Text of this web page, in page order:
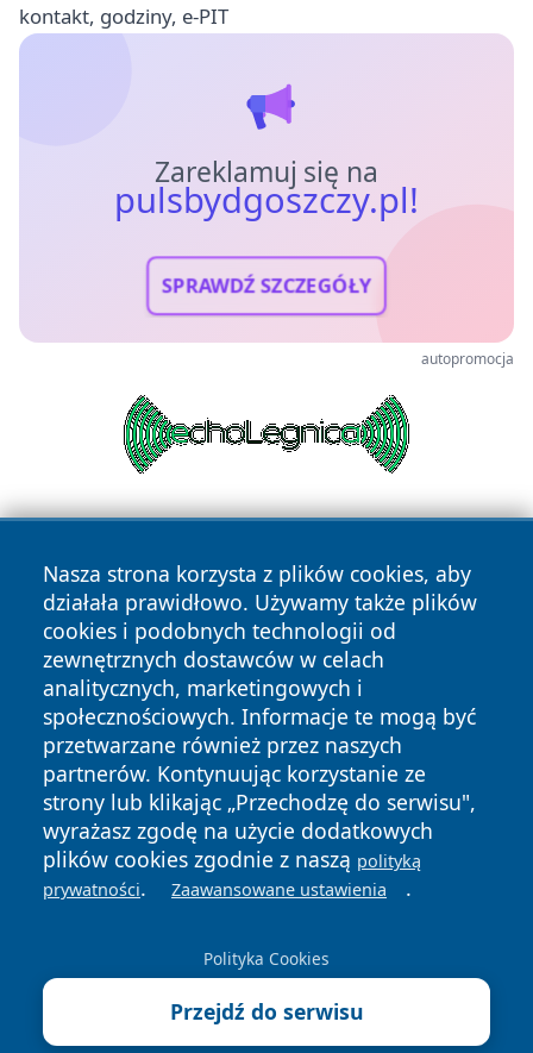
kontakt, godziny, e-PIT
Zareklamuj się na
pulsbydgoszczy.pl!
SPRAWDŹ SZCZEGÓŁY
autopromocja
Nasza strona korzysta z plików cookies, aby
działała prawidłowo. Używamy także plików
cookies i podobnych technologii od
zewnętrznych dostawców w celach
analitycznych, marketingowych i
społecznościowych. Informacje te mogą być
przetwarzane również przez naszych
partnerów. Kontynuując korzystanie ze
strony lub klikając „Przechodzę do serwisu",
wyrażasz zgodę na użycie dodatkowych
plików cookies zgodnie z naszą polityką
prywatności. Zaawansowane ustawienia .
Polityka Cookies
Przejdź do serwisu
Copyright © 2026 pulsbydgoszczy.pl Wszystkie prawa
zastrzeżone.
News Autorzy
Polityka
Prywatności
Polityka
Cookies